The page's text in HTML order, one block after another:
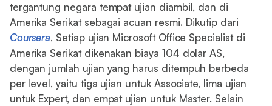
tergantung negara tempat ujian diambil, dan di
Amerika Serikat sebagai acuan resmi. Dikutip dari
Coursera, Setiap ujian Microsoft Office Specialist di
Amerika Serikat dikenakan biaya 104 dolar AS,
dengan jumlah ujian yang harus ditempuh berbeda
per level, yaitu tiga ujian untuk Associate, lima ujian
untuk Expert, dan empat ujian untuk Master. Selain